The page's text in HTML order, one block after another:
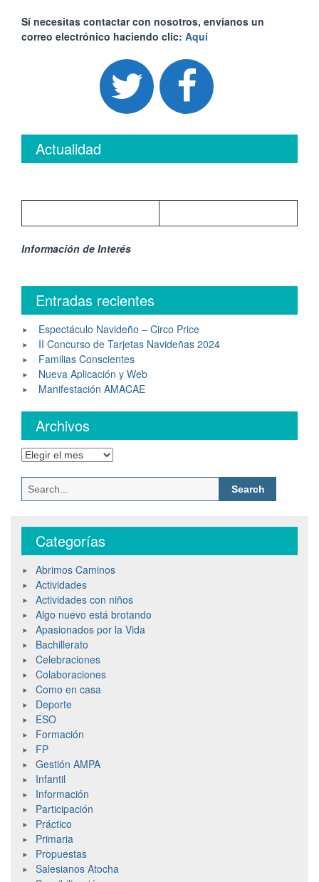
Sí necesitas contactar con nosotros, envíanos un
correo electrónico haciendo clic: Aquí
Actualidad
Información de Interés
Entradas recientes
Espectáculo Navideño – Circo Price
II Concurso de Tarjetas Navideñas 2024
Familias Conscientes
Nueva Aplicación y Web
Manifestación AMACAE
Archivos
Archivos
Search
for:
Categorías
Abrimos Caminos
Actividades
Actividades con niños
Algo nuevo está brotando
Apasionados por la Vida
Bachillerato
Celebraciones
Colaboraciones
Como en casa
Deporte
ESO
Formación
FP
Gestión AMPA
Infantil
Información
Participación
Práctico
Primaria
Propuestas
Salesianos Atocha